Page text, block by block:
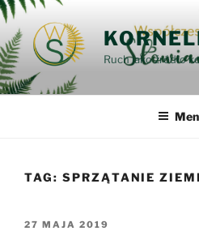
Przejdź
do
treści
Ruch jako źródło
TAG: SPRZĄTANIE ZIEMI
OPUBLIKOWANE
27 MAJA 2019